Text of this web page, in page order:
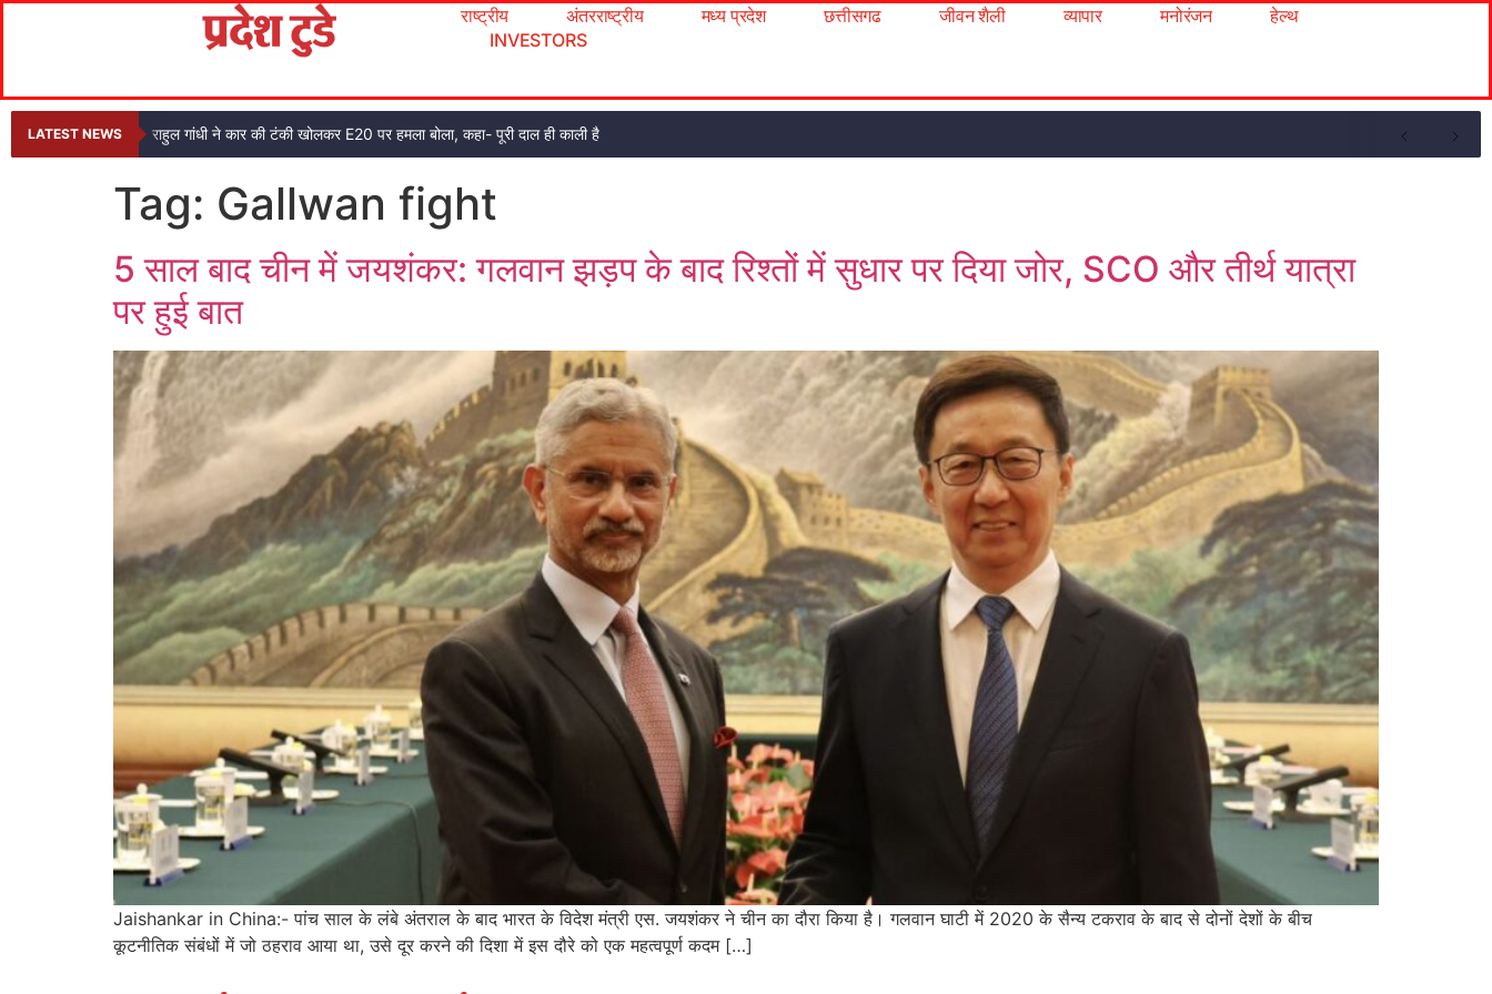
राष्ट्रीय अंतरराष्ट्रीय मध्य प्रदेश छत्तीसगढ जीवन शैली व्यापार मनोरंजन
हेल्थ
INVESTORS
LATEST NEWS राहुल गांधी ने कार की टंकी खोलकर E20 पर हमला बोला, कहा- पूरी दाल ही काली है
Tag: Gallwan fight
5 साल बाद चीन में जयशंकर: गलवान झड़प के बाद रिश्तों में सुधार पर दिया जोर, SCO और तीर्थ यात्रा
पर हुई बात
Jaishankar in China:- पांच साल के लंबे अंतराल के बाद भारत के विदेश मंत्री एस. जयशंकर ने चीन का दौरा किया है। गलवान घाटी में 2020 के सैन्य टकराव के बाद से दोनों देशों के बीच
कूटनीतिक संबंधों में जो ठहराव आया था, उसे दूर करने की दिशा में इस दौरे को एक महत्वपूर्ण कदम […]